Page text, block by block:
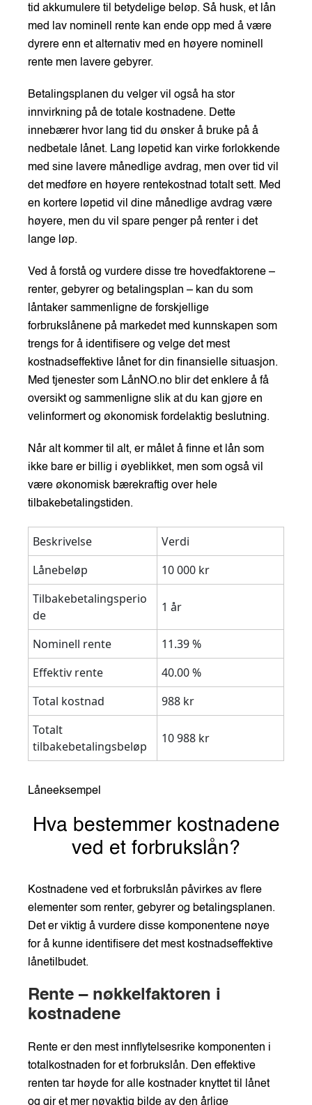
tid akkumulere til betydelige beløp. Så husk, et lån
med lav nominell rente kan ende opp med å være
dyrere enn et alternativ med en høyere nominell
rente men lavere gebyrer.
Betalingsplanen du velger vil også ha stor
innvirkning på de totale kostnadene. Dette
innebærer hvor lang tid du ønsker å bruke på å
nedbetale lånet. Lang løpetid kan virke forlokkende
med sine lavere månedlige avdrag, men over tid vil
det medføre en høyere rentekostnad totalt sett. Med
en kortere løpetid vil dine månedlige avdrag være
høyere, men du vil spare penger på renter i det
lange løp.
Ved å forstå og vurdere disse tre hovedfaktorene –
renter, gebyrer og betalingsplan – kan du som
låntaker sammenligne de forskjellige
forbrukslånene på markedet med kunnskapen som
trengs for å identifisere og velge det mest
kostnadseffektive lånet for din finansielle situasjon.
Med tjenester som LånNO.no blir det enklere å få
oversikt og sammenligne slik at du kan gjøre en
velinformert og økonomisk fordelaktig beslutning.
Når alt kommer til alt, er målet å finne et lån som
ikke bare er billig i øyeblikket, men som også vil
være økonomisk bærekraftig over hele
tilbakebetalingstiden.
Beskrivelse
Verdi
Lånebeløp
10 000 kr
Tilbakebetalingsperio
de
1 år
Nominell rente
11.39 %
Effektiv rente
40.00 %
Total kostnad
988 kr
Totalt
tilbakebetalingsbeløp
10 988 kr
Låneeksempel
Hva bestemmer kostnadene
ved et forbrukslån?
Kostnadene ved et forbrukslån påvirkes av flere
elementer som renter, gebyrer og betalingsplanen.
Det er viktig å vurdere disse komponentene nøye
for å kunne identifisere det mest kostnadseffektive
lånetilbudet.
Rente – nøkkelfaktoren i
kostnadene
Rente er den mest innflytelsesrike komponenten i
totalkostnaden for et forbrukslån. Den effektive
renten tar høyde for alle kostnader knyttet til lånet
og gir et mer nøyaktig bilde av den årlige